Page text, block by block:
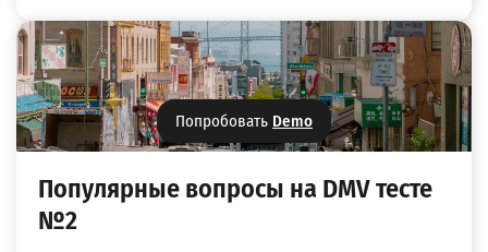
Попробовать Demo
Популярные вопросы на DMV тесте
№2